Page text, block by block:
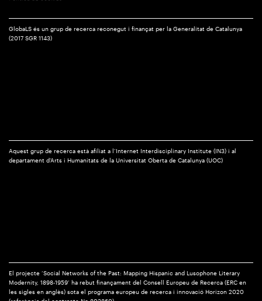
GlobaLS és un grup de recerca reconegut i finançat per la Generalitat de Catalunya
(2017 SGR 1143)
Aquest grup de recerca està afiliat a l’Internet Interdisciplinary Institute (IN3) i al
departament d'Arts i Humanitats de la Universitat Oberta de Catalunya (UOC)
El projecte ‘Social Networks of the Past: Mapping Hispanic and Lusophone Literary
Modernity, 1898-1959’ ha rebut finançament del Consell Europeu de Recerca (ERC en
les sigles en anglès) sota el programa europeu de recerca i innovació Horizon 2020